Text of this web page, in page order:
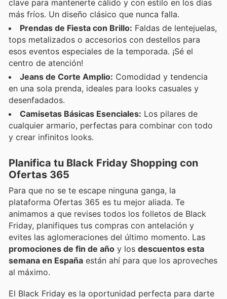
clave para mantenerte cálido y con estilo en los días
más fríos. Un diseño clásico que nunca falla.
Prendas de Fiesta con Brillo: Faldas de lentejuelas,
tops metalizados o accesorios con destellos para
esos eventos especiales de la temporada. ¡Sé el
centro de atención!
Jeans de Corte Amplio: Comodidad y tendencia
en una sola prenda, ideales para looks casuales y
desenfadados.
Camisetas Básicas Esenciales: Los pilares de
cualquier armario, perfectas para combinar con todo
y crear infinitos looks.
Planifica tu Black Friday Shopping con
Ofertas 365
Para que no se te escape ninguna ganga, la
plataforma Ofertas 365 es tu mejor aliada. Te
animamos a que revises todos los folletos de Black
Friday, planifiques tus compras con antelación y
evites las aglomeraciones del último momento. Las
promociones de fin de año y los descuentos esta
semana en España están ahí para que los aproveches
al máximo.
El Black Friday es la oportunidad perfecta para darte